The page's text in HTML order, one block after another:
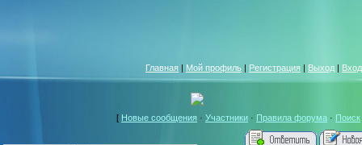
Главная | Мой профиль | Регистрация | Выход | Вход
[ Новые сообщения · Участники · Правила форума · Поиск